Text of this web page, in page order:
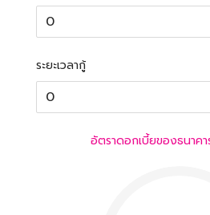
ระยะเวลากู้
อัตราดอกเบี้ยของธนาค